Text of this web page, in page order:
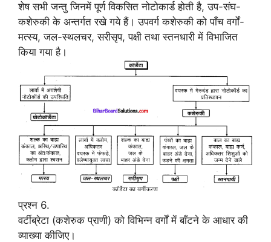
शेष सभी जन्तु जिनमें पूर्ण विकसित नोटोकार्ड होती है, उप-संघ-
कशेरुकी के अन्तर्गत रखे गये हैं। उपवर्ग कशेरुकी को पाँच वर्गों-
मत्स्य, जल-स्थलचर, सरीसृप, पक्षी तथा स्तनधारी में विभाजित
किया गया है।
प्रश्न 6.
वर्टीब्रेटा (कशेरुक प्राणी) को विभिन्न वर्गों में बाँटने के आधार की
व्याख्या कीजिए।